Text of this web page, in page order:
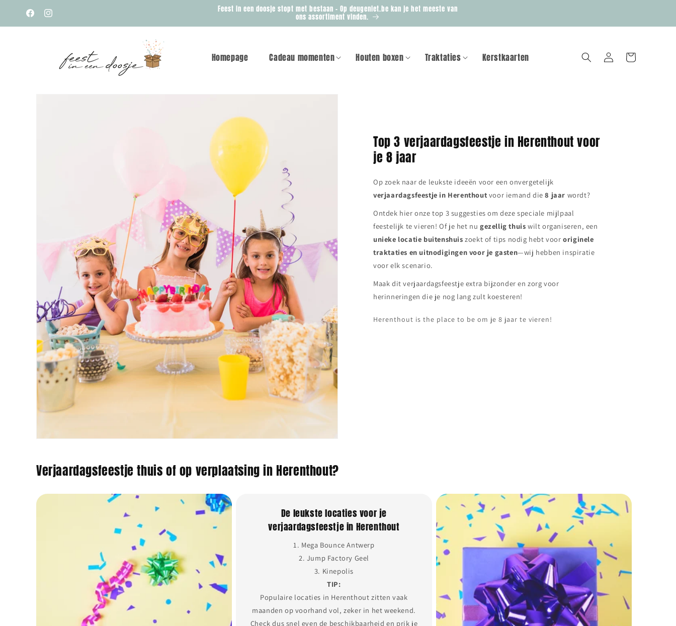
naar de
content
FacebookInstagram
Feest in een doosje stopt met bestaan - Op deugeniet.be kan je het meeste van
ons assortiment vinden.
Homepage Cadeau momenten Houten boxen Traktaties Kerstkaarten InloggenWinkelwagen
Top 3 verjaardagsfeestje in Herenthout voor
je 8 jaar
Op zoek naar de leukste ideeën voor een onvergetelijk
verjaardagsfeestje in Herenthout voor iemand die 8 jaar wordt?
Ontdek hier onze top 3 suggesties om deze speciale mijlpaal
feestelijk te vieren! Of je het nugezellig thuiswilt organiseren, een
unieke locatie buitenshuiszoekt of tips nodig hebt voororiginele
traktaties en uitnodigingen voor je gasten—wij hebben inspiratie
voor elk scenario.
Maak dit verjaardagsfeestje extra bijzonder en zorg voor
herinneringen die je nog lang zult koesteren!
Herenthout is the place to be om je 8 jaar te vieren!
Verjaardagsfeestje thuis of op verplaatsing in Herenthout?
De leukste locaties voor je
verjaardagsfeestje in Herenthout
1. Mega Bounce Antwerp
2. Jump Factory Geel
3. Kinepolis
TIP:
Populaire locaties in Herenthout zitten vaak
maanden op voorhand vol, zeker in het weekend.
Check dus snel even de beschikbaarheid en prik je